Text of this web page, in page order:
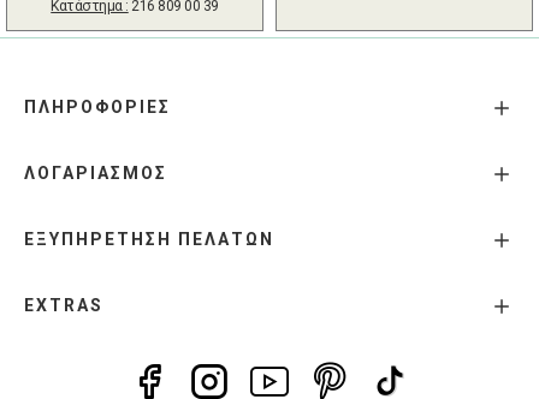
Κατάστημα : 216 809 00 39
ΠΛΗΡΟΦΟΡΙΕΣ
ΛΟΓΑΡΙΑΣΜΟΣ
ΕΞΥΠΗΡΕΤΗΣΗ ΠΕΛΑΤΩΝ
EXTRAS